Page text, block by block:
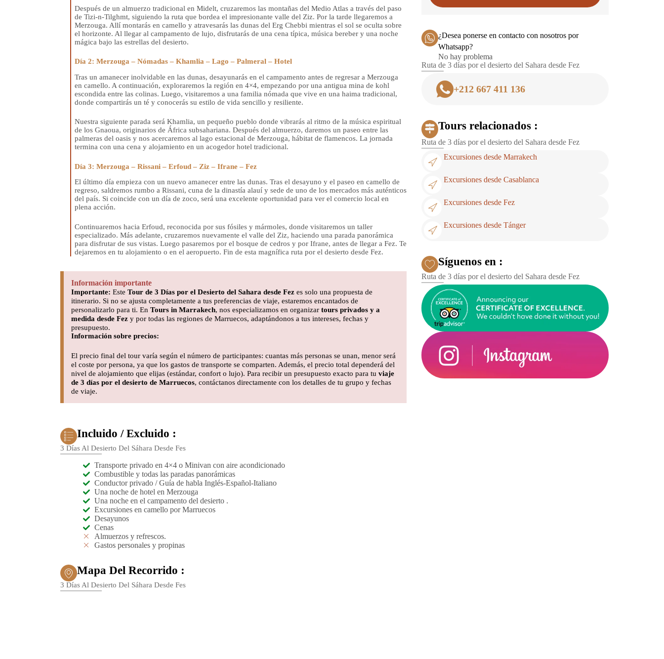
Después de un almuerzo tradicional en Midelt, cruzaremos las montañas del Medio Atlas a través del paso
de Tizi-n-Tilghmt, siguiendo la ruta que bordea el impresionante valle del Ziz. Por la tarde llegaremos a
Merzouga. Allí montarás en camello y atravesarás las dunas del Erg Chebbi mientras el sol se oculta sobre
el horizonte. Al llegar al campamento de lujo, disfrutarás de una cena típica, música bereber y una noche
mágica bajo las estrellas del desierto.
Día 2: Merzouga – Nómadas – Khamlia – Lago – Palmeral – Hotel
Tras un amanecer inolvidable en las dunas, desayunarás en el campamento antes de regresar a Merzouga
en camello. A continuación, exploraremos la región en 4×4, empezando por una antigua mina de kohl
escondida entre las colinas. Luego, visitaremos a una familia nómada que vive en una haima tradicional,
donde compartirás un té y conocerás su estilo de vida sencillo y resiliente.
Nuestra siguiente parada será Khamlia, un pequeño pueblo donde vibrarás al ritmo de la música espiritual
de los Gnaoua, originarios de África subsahariana. Después del almuerzo, daremos un paseo entre las
palmeras del oasis y nos acercaremos al lago estacional de Merzouga, hábitat de flamencos. La jornada
termina con una cena y alojamiento en un acogedor hotel tradicional.
Día 3: Merzouga – Rissani – Erfoud – Ziz – Ifrane – Fez
El último día empieza con un nuevo amanecer entre las dunas. Tras el desayuno y el paseo en camello de
regreso, saldremos rumbo a Rissani, cuna de la dinastía alauí y sede de uno de los mercados más auténticos
del país. Si coincide con un día de zoco, será una excelente oportunidad para ver el comercio local en
plena acción.
Continuaremos hacia Erfoud, reconocida por sus fósiles y mármoles, donde visitaremos un taller
especializado. Más adelante, cruzaremos nuevamente el valle del Ziz, haciendo una parada panorámica
para disfrutar de sus vistas. Luego pasaremos por el bosque de cedros y por Ifrane, antes de llegar a Fez. Te
dejaremos en tu alojamiento o en el aeropuerto. Fin de esta magnífica ruta por el desierto desde Fez.
Información importante
Importante: Este Tour de 3 Días por el Desierto del Sahara desde Fez es solo una propuesta de
itinerario. Si no se ajusta completamente a tus preferencias de viaje, estaremos encantados de
personalizarlo para ti. En Tours in Marrakech, nos especializamos en organizar tours privados y a
medida desde Fez y por todas las regiones de Marruecos, adaptándonos a tus intereses, fechas y
presupuesto.
Información sobre precios:
El precio final del tour varía según el número de participantes: cuantas más personas se unan, menor será
el coste por persona, ya que los gastos de transporte se comparten. Además, el precio total dependerá del
nivel de alojamiento que elijas (estándar, confort o lujo). Para recibir un presupuesto exacto para tu viaje
de 3 días por el desierto de Marruecos, contáctanos directamente con los detalles de tu grupo y fechas
de viaje.
Incluido / Excluido :
3 Días Al Desierto Del Sáhara Desde Fes
Transporte privado en 4×4 o Minivan con aire acondicionado
Combustible y todas las paradas panorámicas
Conductor privado / Guía de habla Inglés-Español-Italiano
Una noche de hotel en Merzouga
Una noche en el campamento del desierto .
Excursiones en camello por Marruecos
Desayunos
Cenas
Almuerzos y refrescos.
Gastos personales y propinas
Mapa Del Recorrido :
3 Días Al Desierto Del Sáhara Desde Fes
¿Desea ponerse en contacto con nosotros por
Whatsapp?
No hay problema
Ruta de 3 días por el desierto del Sahara desde Fez
+212 667 411 136
Tours relacionados :
Ruta de 3 días por el desierto del Sahara desde Fez
Excursiones desde Marrakech
Excursiones desde Casablanca
Excursiones desde Fez
Excursiones desde Tánger
Síguenos en :
Ruta de 3 días por el desierto del Sahara desde Fez